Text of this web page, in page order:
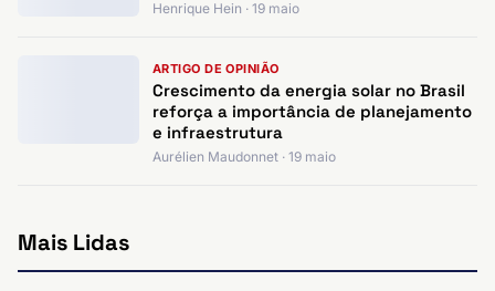
Henrique Hein · 19 maio
ARTIGO DE OPINIÃO
Crescimento da energia solar no Brasil
reforça a importância de planejamento
e infraestrutura
Aurélien Maudonnet · 19 maio
Mais Lidas